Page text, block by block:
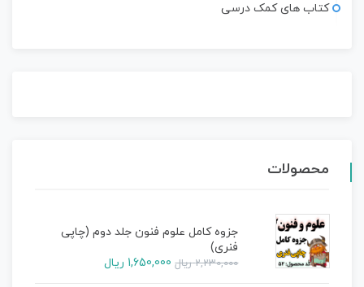
کتاب های کمک درسی
محصولات
جزوه کامل علوم فنون جلد دوم (چاپی
فنری)
2,230,000 ریال 1,650,000 ریال